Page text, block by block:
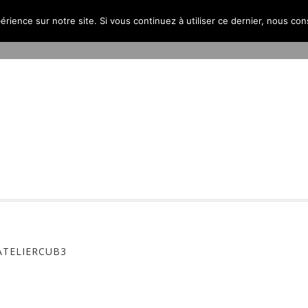
PROJETS L’AGENCE CONTACT
sur notre site. Si vous continuez à utiliser ce dernier, nous